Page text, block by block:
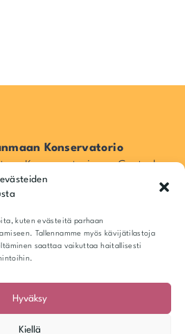
kuten evästeitä parhaan
Tallennamme myös kävijätilastoja
saattaa vaikuttaa haitallisesti
Hyväksy
Kiellä
Konservatorio
Konservatorium – Central
Conservatory
Kokkola, Suomi / Finland
1943518-6